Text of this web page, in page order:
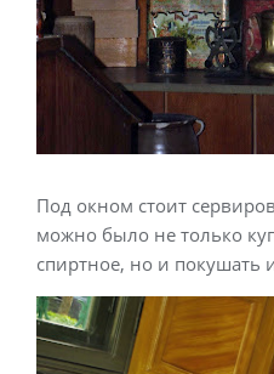
Под окном стоит
можно было не только
спиртное, но и покушать